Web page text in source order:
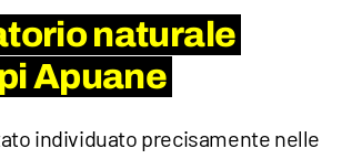
naturale
Apuane
individuato precisamente nelle